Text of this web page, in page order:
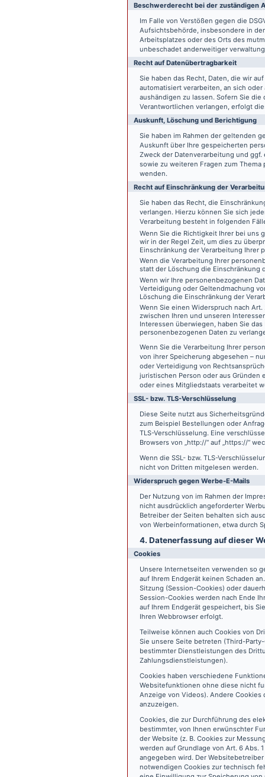
Beschwerde­recht bei der zuständigen
Im Falle von Verstößen gegen die
Aufsichtsbehörde, insbesondere in
Arbeitsplatzes oder des Orts des
unbeschadet anderweitiger
Recht auf Daten­übertrag­barkeit
Sie haben das Recht, Daten, die wir
automatisiert verarbeiten, an sich
aushändigen zu lassen. Sofern Sie
Verantwortlichen verlangen, erfolgt
Auskunft, Löschung und Berichtigung
Sie haben im Rahmen der geltenden
Auskunft über Ihre gespeicherten
Zweck der Datenverarbeitung und
sowie zu weiteren Fragen zum
wenden.
Recht auf Einschränkung der
Sie haben das Recht, die
verlangen. Hierzu können Sie sich
Verarbeitung besteht in folgenden
Wenn Sie die Richtigkeit Ihrer bei
wir in der Regel Zeit, um dies zu
Einschränkung der Verarbeitung Ihrer
Wenn die Verarbeitung Ihrer
statt der Löschung die Einschränkung
Wenn wir Ihre personenbezogenen
Verteidigung oder Geltendmachung
Löschung die Einschränkung der
Wenn Sie einen Widerspruch nach
zwischen Ihren und unseren
Interessen überwiegen, haben Sie
personenbezogenen Daten zu
Wenn Sie die Verarbeitung Ihrer
von ihrer Speicherung abgesehen –
oder Verteidigung von
juristischen Person oder aus
oder eines Mitgliedstaats verarbeitet
SSL- bzw. TLS-Verschlüsselung
Diese Seite nutzt aus
zum Beispiel Bestellungen oder
TLS-Verschlüsselung. Eine
Browsers von „http://“ auf „https://“
Wenn die SSL- bzw. TLS-
nicht von Dritten mitgelesen werden.
Widerspruch gegen Werbe-E-Mails
Der Nutzung von im Rahmen der
nicht ausdrücklich angeforderter
Betreiber der Seiten behalten sich
von Werbeinformationen, etwa durch
4. Datenerfassung auf dieser
Cookies
Unsere Internetseiten verwenden so
auf Ihrem Endgerät keinen Schaden
Sitzung (Session-Cookies) oder
Session-Cookies werden nach Ende
auf Ihrem Endgerät gespeichert, bis
Ihren Webbrowser erfolgt.
Teilweise können auch Cookies von
Sie unsere Seite betreten (Third-
bestimmter Dienstleistungen des
Zahlungsdienstleistungen).
Cookies haben verschiedene
Websitefunktionen ohne diese nicht
Anzeige von Videos). Andere
anzuzeigen.
Cookies, die zur Durchführung des
bestimmter, von Ihnen erwünschter
der Website (z. B. Cookies zur
werden auf Grundlage von Art. 6 Abs.
angegeben wird. Der
notwendigen Cookies zur technisch